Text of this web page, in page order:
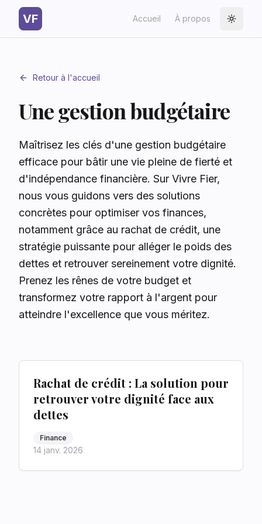
VF Accueil À propos Toggle
Retour à l'accueil
Une gestion budgétaire
Maîtrisez les clés d'une gestion budgétaire
efficace pour bâtir une vie pleine de fierté et
d'indépendance financière. Sur Vivre Fier,
nous vous guidons vers des solutions
concrètes pour optimiser vos finances,
notamment grâce au rachat de crédit, une
stratégie puissante pour alléger le poids des
dettes et retrouver sereinement votre dignité.
Prenez les rênes de votre budget et
transformez votre rapport à l'argent pour
atteindre l'excellence que vous méritez.
Rachat de crédit : La solution pour
retrouver votre dignité face aux
dettes
Finance
14 janv. 2026